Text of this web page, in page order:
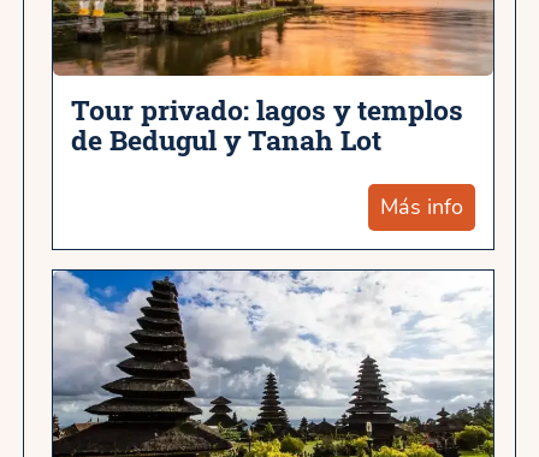
Tour privado: lagos y templos
de Bedugul y Tanah Lot
Más info